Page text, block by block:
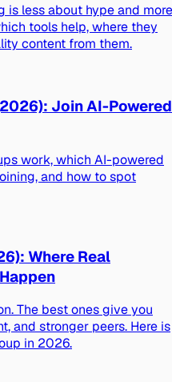
is less about hype and more
tools help, where they
content from them.
Join AI-Powered
work, which AI-powered
and how to spot
Where Real
The best ones give you
and stronger peers. Here is
in 2026.